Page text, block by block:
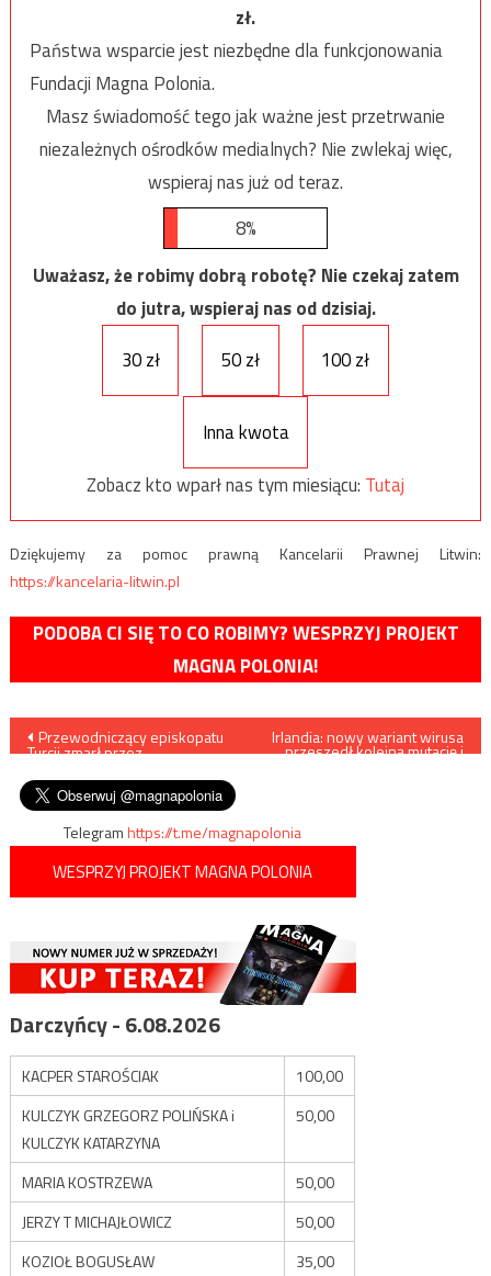
zł.
Państwa wsparcie jest niezbędne dla funkcjonowania
Fundacji Magna Polonia.
Masz świadomość tego jak ważne jest przetrwanie
niezależnych ośrodków medialnych? Nie zwlekaj więc,
wspieraj nas już od teraz.
8%
Uważasz, że robimy dobrą robotę? Nie czekaj zatem
do jutra, wspieraj nas od dzisiaj.
30 zł
50 zł 100 zł
Inna kwota
Zobacz kto wparł nas tym miesiącu: Tutaj
Dziękujemy za pomoc prawną Kancelarii Prawnej Litwin:
https://kancelaria-litwin.pl
PODOBA CI SIĘ TO CO ROBIMY? WESPRZYJ PROJEKT
MAGNA POLONIA!
Nawigacja
wpisu
Przewodniczący episkopatu
Turcji zmarł przez
Irlandia: nowy wariant wirusa
przeszedł kolejną mutację i
Telegramhttps://t.me/magnapolonia
WESPRZYJ PROJEKT MAGNA POLONIA
Darczyńcy - 6.08.2026
KACPER STAROŚCIAK
100,00
KULCZYK GRZEGORZ POLIŃSKA i
KULCZYK KATARZYNA
50,00
MARIA KOSTRZEWA
50,00
JERZY T MICHAJŁOWICZ
50,00
KOZIOŁ BOGUSŁAW
35,00